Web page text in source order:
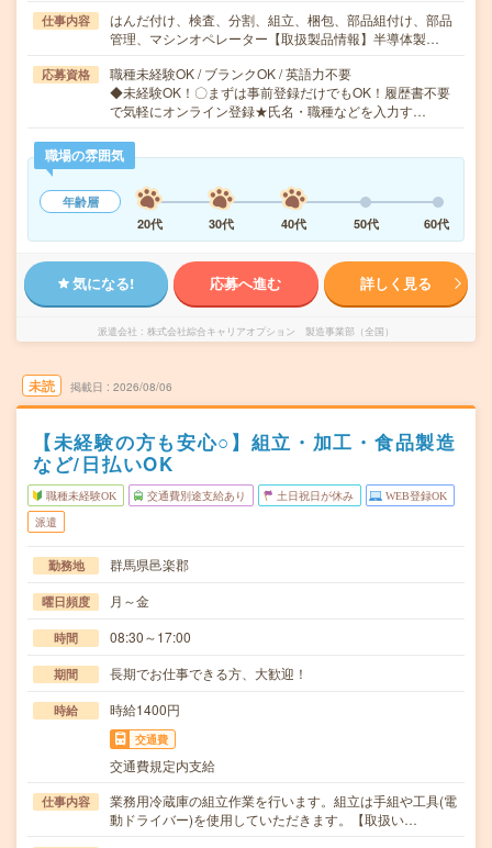
仕事内容
はんだ付け、検査、分割、組立、梱包、部品組付け、部品
管理、マシンオペレーター【取扱製品情報】半導体製…
応募資格
職種未経験OK / ブランクOK / 英語力不要
◆未経験OK！〇まずは事前登録だけでもOK！履歴書不要
で気軽にオンライン登録★氏名・職種などを入力す…
職場の雰囲気
年齢層
20代
30代 40代 50代 60代
気になる! 応募へ進む 詳しく見る
派遣会社 株式会社綜合キャリアオプション 製造事業部（全国）
未読 掲載日 2026/08/06
【未経験の方も安心○】組立・加工・食品製造
など/日払いOK
職種未経験OK 交通費別途支給あり 土日祝日が休み WEB登録OK
派遣
勤務地 群馬県邑楽郡
曜日頻度 月～金
時間 08:30～17:00
期間 長期でお仕事できる方、大歓迎！
時給 時給1400円
交通費
交通費規定内支給
仕事内容
業務用冷蔵庫の組立作業を行います。組立は手組や工具(電
動ドライバー)を使用していただきます。【取扱い…